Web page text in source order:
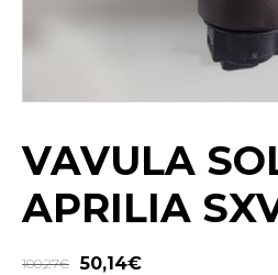
VAVULA
APRILIA
100,27€ 50,14€